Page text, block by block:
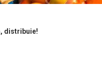
distribuie!